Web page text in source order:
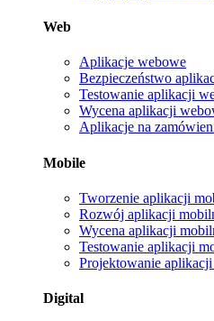
Web
Aplikacje webowe
Bezpieczeństwo
Testowanie aplikacji
Wycena aplikacji
Aplikacje na
Mobile
Tworzenie aplikacji
Rozwój aplikacji
Wycena aplikacji
Testowanie aplikacji
Projektowanie
Digital